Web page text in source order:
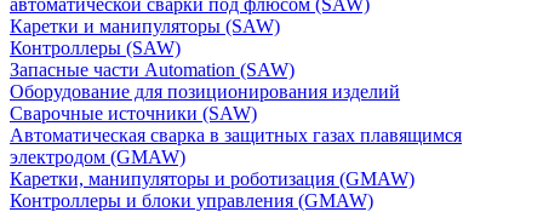
автоматической сварки под флюсом (SAW)
Каретки и манипуляторы (SAW)
Контроллеры (SAW)
Запасные части Automation (SAW)
Оборудование для позиционирования изделий
Сварочные источники (SAW)
Автоматическая сварка в защитных газах плавящимся
электродом (GMAW)
Каретки, манипуляторы и роботизация (GMAW)
Контроллеры и блоки управления (GMAW)